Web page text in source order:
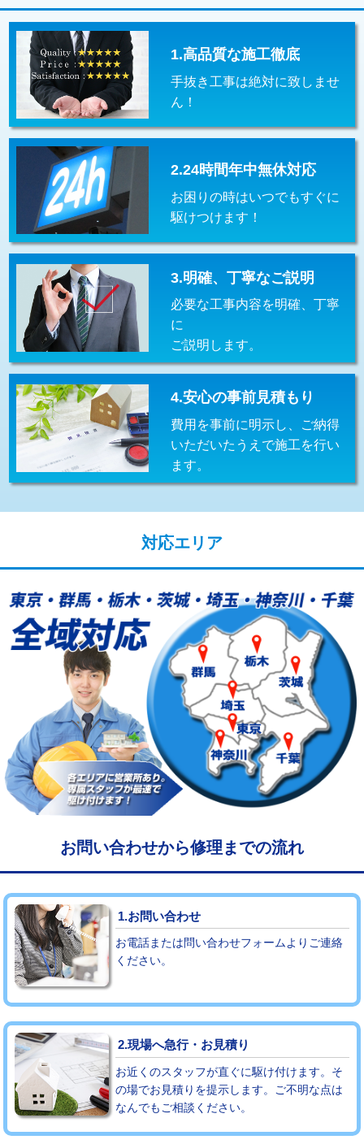
止水・漏水調査・防水処理・清掃・修
理・調整・分解・加工など（重作業）
33,000円
その他部品の脱着 8,800円～
交換・取付（タンク） 22,000円+材料費
交換・取付(単水栓（壁付・デッキ
式）)
13,200円+材料費
交換・取付(混合水栓（壁付・デッキ
式・ワンホール）)
16,500円+材料費
交換・取付(排水栓・排水トラップ
（P/S/ポップアップ））
22,000円+材料費
交換・取付（その他部品） 11,000円+材料費
持込商品取付（単水栓） 13,200円
持込商品取付（混合水栓） 16,500円
持込商品取付（浄水器・分岐水栓） 16,500円
給水管工事※（ホール加工) 16,500円
給水管工事※（バンド止め) 3,300円
給水管工事※（支持金具設置)
業)
給水管工事※（塩ビ管（VP・HI）使
用/3ｍまで)
33,000円
給水管工事※（塩ビ管（VP・HI）使
用（追加）/3ｍ超え)
+8,800円
給水管工事※（ライニング鋼管・銅
管・ポリ管・HT管使用/3ｍまで)
44,000円
給水管工事※（ライニング鋼管・銅
管・ポリ管・HT管使用/3ｍ超え)
+8,800円
マス交換（土の掘削・埋め戻し作業） 11,000円~
マス交換（深さ50㎝未満） 55,000円
マス交換（深さ50㎝以上） 66,000円
コンクリート斫り（厚さ10㎝まで）
コンクリート斫り（厚さ10㎝超え） 38,500円
モルタル補修（厚さ10㎝まで）
モルタル補修（厚さ10㎝超え） 38,500円
追加人工 16,500円
廃棄・処分 現場見積
※給水管工事は20mmまでの価格です。
1.高品質な施工徹底
手抜き工事は絶対に致しませ
ん！
2.24時間年中無休対応
お困りの時はいつでもすぐに
駆けつけます！
3.明確、丁寧なご説明
必要な工事内容を明確、丁寧
に
ご説明します。
4.安心の事前見積もり
費用を事前に明示し、ご納得
いただいたうえで施工を行い
ます。
対応エリア
お問い合わせから修理までの流れ
1.お問い合わせ
お電話または問い合わせフォームよりご連絡
ください。
2.現場へ急行・お見積り
お近くのスタッフが直ぐに駆け付けます。そ
の場でお見積りを提示します。ご不明な点は
なんでもご相談ください。